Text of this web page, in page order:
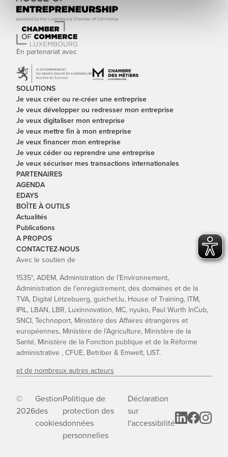
En partenariat avec
SOLUTIONS
Je veux créer ou re-créer une entreprise
Je veux développer ou redresser mon entreprise
Je veux digitaliser mon entreprise
Je veux mettre fin à mon entreprise
Je veux financer mon entreprise
Je veux céder ou reprendre une entreprise
Je veux sécuriser mes transactions internationales
PARTENAIRES
AGENDA
EDAYS
BOÎTE À OUTILS
Actualités
Publications
A PROPOS
CONTACTEZ-NOUS
Avec le soutien de
1535°, ADEM, Administration de l’Environnement,
Administration de l'enregistrement, des domaines et de la
TVA, Digital Lëtzebuerg, guichet.lu, House of Training, ITM,
IPIL, LBAN, LBR, Luxinnovation, MC, nyuko, Paul Wurth InCub,
SNCI, Technoport, Ministère des Affaires étrangères et
européennes, Ministère de l’Agriculture, Ministère de la
Santé, Ministère de la Fonction publique et de la Réforme
administrative , CFUE, Betriber & Emwelt, LIST.
et de nombreux autres acteurs
©
2026
Gestion
des
cookies
Politique de
protection des
données
personnelles
Déclaration
sur
l'accessibilité